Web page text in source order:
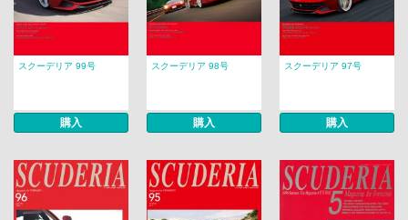
スクーデリア 99号
購入
スクーデリア 98号
購入
スクーデリア 97号
購入